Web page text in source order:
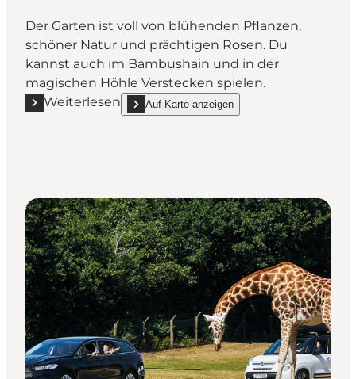
Der Garten ist voll von blühenden Pflanzen,
schöner Natur und prächtigen Rosen. Du
kannst auch im Bambushain und in der
magischen Höhle Verstecken spielen.
Weiterlesen
Mehr erfahren "Geografisk Have im Kolding –
Auf Karte anzeigen
show Geografisk Have im Kolding – Entdecken